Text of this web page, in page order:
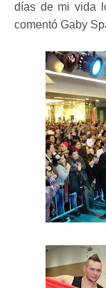
días de mi vida
comentó Gaby